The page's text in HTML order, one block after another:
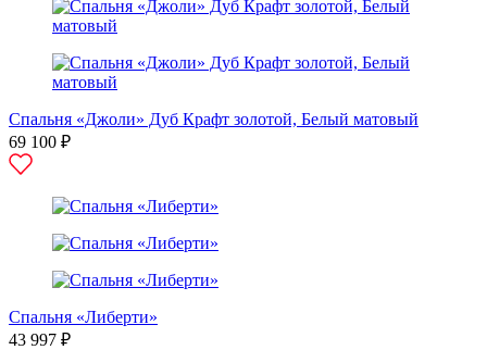
Спальня «Джоли» Дуб Крафт золотой, Белый матовый
69 100 ₽
Спальня «Либерти»
43 997 ₽